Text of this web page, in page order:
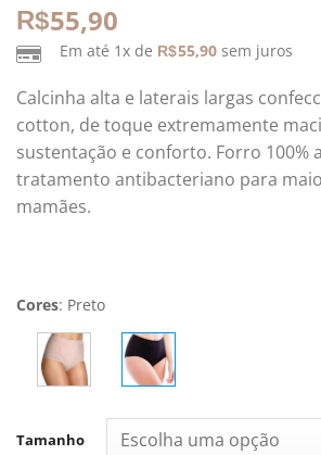
R$55,90
Em até 1x de R$55,90 sem juros
Calcinha alta e laterais largas
cotton, de toque extremamente
sustentação e conforto. Forro 100%
tratamento antibacteriano para
mamães.
Cores: Preto
Tamanho